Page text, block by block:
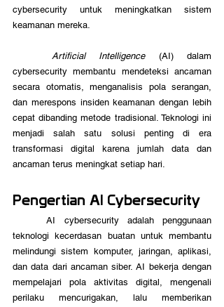
cybersecurity untuk meningkatkan sistem
keamanan mereka.
Artificial Intelligence (AI) dalam
cybersecurity membantu mendeteksi ancaman
secara otomatis, menganalisis pola serangan,
dan merespons insiden keamanan dengan lebih
cepat dibanding metode tradisional. Teknologi ini
menjadi salah satu solusi penting di era
transformasi digital karena jumlah data dan
ancaman terus meningkat setiap hari.
Pengertian AI Cybersecurity
	AI cybersecurity adalah penggunaan
teknologi kecerdasan buatan untuk membantu
melindungi sistem komputer, jaringan, aplikasi,
dan data dari ancaman siber. AI bekerja dengan
mempelajari pola aktivitas digital, mengenali
perilaku mencurigakan, lalu memberikan